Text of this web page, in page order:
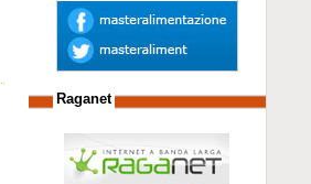
Raganet